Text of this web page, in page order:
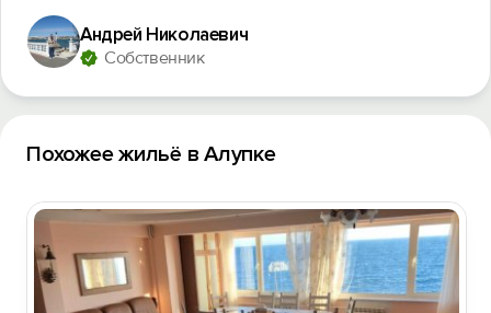
Андрей Николаевич
Собственник
Похожее жильё в Алупке